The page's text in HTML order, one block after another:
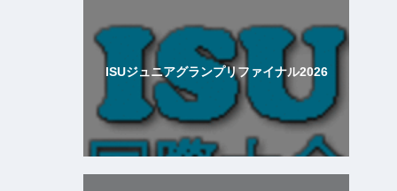
ISUジュニアグランプリファイナル2026